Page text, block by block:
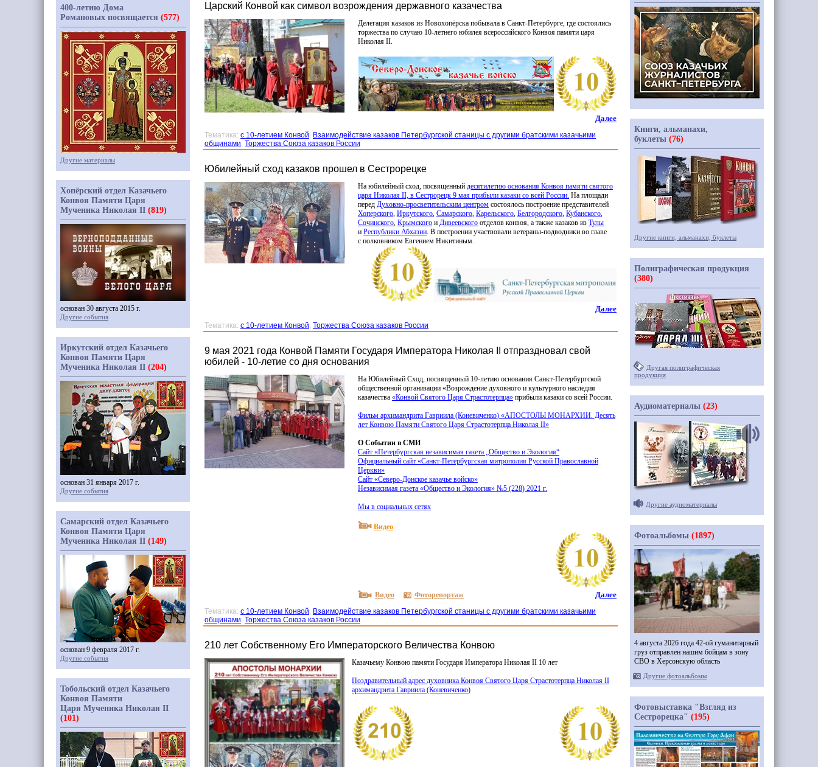
Царский Конвой как символ возрождения державного казачества
Делегация казаков из Новохопёрска побывала в Санкт-Петербурге, где состоялись
торжества по случаю 10-летнего юбилея всероссийского Конвоя памяти царя
Николая II.
Далее
Тематика: с 10-летием Конвой, Взаимодействие казаков Петербургской станицы с другими братскими казачьими
общинами, Торжества Союза казаков России
Юбилейный сход казаков прошел в Сестрорецке
На юбилейный сход, посвященный десятилетию основания Конвоя памяти святого
царя Николая II, в Сестрорецк 9 мая прибыли казаки со всей России. На площади
перед Духовно-просветительским центром состоялось построение представителей
Хоперского, Иркутского, Самарского, Карельского, Белгородского, Кубанского,
Сочинского, Крымского и Дивеевского отделов конвоя, а также казаков из Тулы
и Республики Абхазии. В построении участвовали ветераны-подводники во главе
с полковником Евгением Никитиным.
Далее
Тематика: с 10-летием Конвой, Торжества Союза казаков России
9 мая 2021 года Конвой Памяти Государя Императора Николая II отпраздновал свой
юбилей - 10-летие со дня основания
На Юбилейный Сход, посвященный 10-летию основания Санкт-Петербургской
общественной организации «Возрождение духовного и культурного наследия
казачества «Конвой Святого Царя Страстотерпца» прибыли казаки со всей России.
Фильм архимандрита Гавриила (Коневиченко) «АПОСТОЛЫ МОНАРХИИ. Десять
лет Конвою Памяти Святого Царя Страстотерпца Николая II»
О Событии в СМИ
Сайт «Петербургская независимая газета „Общество и Экология“
Официальный сайт «Санкт-Петербургская митрополия Русской Православной
Церкви»
Сайт «Северо-Донское казачье войско»
Независимая газета «Общество и Экология» №5 (228) 2021 г.
Мы в социальных сетях
Видео
Далее
Видео
Фоторепортаж
Тематика: с 10-летием Конвой, Взаимодействие казаков Петербургской станицы с другими братскими казачьими
общинами, Торжества Союза казаков России
210 лет Собственному Его Императорского Величества Конвою
Казачьему Конвою памяти Государя Императора Николая II 10 лет
Поздравительный адрес духовника Конвоя Святого Царя Страстотерпца Николая II
архимандрита Гавриила (Коневиченко)
400-летию Дома
Романовых посвящается (577)
Другие материалы
Хопёрский отдел Казачьего
Конвоя Памяти Царя
Мученика Николая II (819)
основан 30 августа 2015 г.
Другие события
Иркутский отдел Казачьего
Конвоя Памяти Царя
Мученика Николая II (204)
основан 31 января 2017 г.
Другие события
Самарский отдел Казачьего
Конвоя Памяти Царя
Мученика Николая II (149)
основан 9 февраля 2017 г.
Другие события
Тобольский отдел Казачьего
Конвоя Памяти
Царя Мученика Николая II
(101)
Книги, альманахи,
буклеты (76)
Другие книги, альманахи, буклеты
Полиграфическая продукция
(380)
Другая полиграфическая
продукция
Аудиоматериалы (23)
Другие аудиоматериалы
Фотоальбомы (1897)
4 августа 2026 года 42-ой гуманитарный
груз отправлен нашим бойцам в зону
СВО в Херсонскую область
Другие фотоальбомы
Фотовыставка "Взгляд из
Сестрорецка" (195)